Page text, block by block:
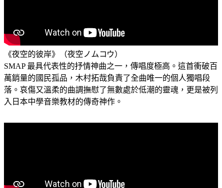
《夜空的彼岸》（夜空ノムコウ）
SMAP 最具代表性的抒情神曲之一，傳唱度極高。這首衝破百
萬銷量的國民孤品，木村拓哉負責了全曲唯一的個人獨唱段
落。哀傷又溫柔的曲調撫慰了無數處於低潮的靈魂，更是被列
入日本中學音樂教材的傳奇神作。